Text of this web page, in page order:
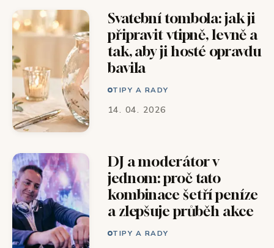
Svatební tombola: jak ji
připravit vtipně, levně a
tak, aby ji hosté opravdu
bavila
TIPY A RADY
14. 04. 2026
DJ a moderátor v
jednom: proč tato
kombinace šetří peníze
a zlepšuje průběh akce
TIPY A RADY